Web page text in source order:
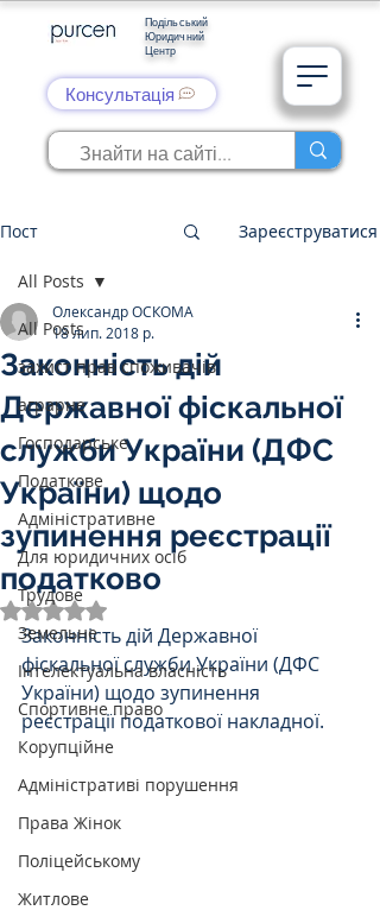
Подільський
Юридичний
Центр
Консультація
Пост Зареєструватися
All Posts
захист прав споживачів
аграрне
Господарське
Податкове
Адміністративне
Для юридичних осіб
Трудове
Земельне
Інтелектуальна власність
Спортивне право
Корупційне
Адміністративі порушення
Права Жінок
Поліцейському
Житлове
All Posts
Законність дій
Державної фіскальної
служби України (ДФС
України) щодо
зупинення реєстрації
податково
Олександр ОСКОМА
18 лип. 2018 р.
Оцінка: NaN з 5 зірок.
Законність дій Державної
фіскальної служби України (ДФС
України) щодо зупинення
реєстрації податкової накладної.